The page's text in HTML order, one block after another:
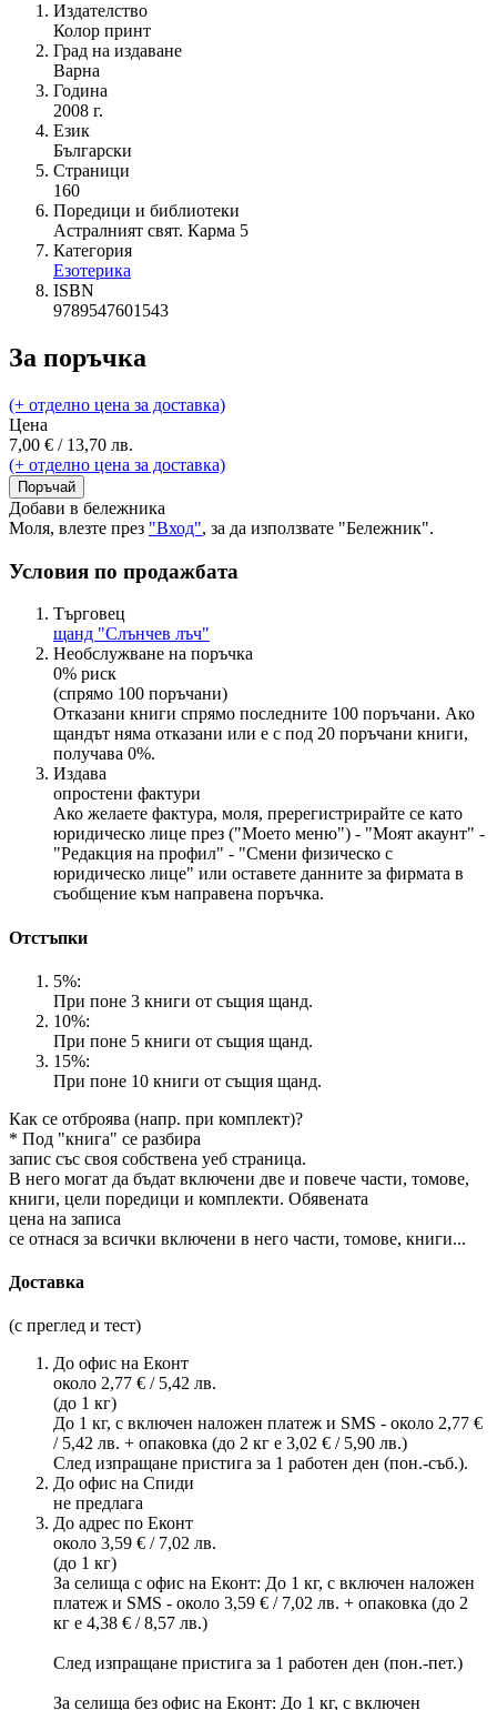
Издателство
Колор принт
Град на издаване
Варна
Година
2008 г.
Език
Български
Страници
160
Поредици и библиотеки
Астралният свят. Карма 5
Категория
Езотерика
ISBN
9789547601543
За поръчка
(+ отделно цена за доставка)
Цена
7,00 € / 13,70 лв.
(+ отделно цена за доставка)
Поръчай
Добави в бележника
Моля, влезте през "Вход", за да използвате "Бележник".
Условия по продажбата
Търговец
щанд "Слънчев лъч"
Необслужване на поръчка
0% риск
(спрямо 100 поръчани)
Отказани книги спрямо последните 100 поръчани. Ако
щандът няма отказани или е с под 20 поръчани книги,
получава 0%.
Издава
опростени фактури
Ако желаете фактура, моля, пререгистрирайте се като
юридическо лице през ("Моето меню") - "Моят акаунт" -
"Редакция на профил" - "Смени физическо с
юридическо лице" или оставете данните за фирмата в
съобщение към направена поръчка.
Отстъпки
5%:
При поне 3 книги от същия щанд.
10%:
При поне 5 книги от същия щанд.
15%:
При поне 10 книги от същия щанд.
Как се отброява (напр. при комплект)?
* Под "книга" се разбира
запис със своя собствена уеб страница.
В него могат да бъдат включени две и повече части, томове,
книги, цели поредици и комплекти. Обявената
цена на записа
се отнася за всички включени в него части, томове, книги...
Доставка
(с преглед и тест)
До офис на Еконт
около 2,77 € / 5,42 лв.
(до 1 кг)
До 1 кг, с включен наложен платеж и SMS - около 2,77 €
/ 5,42 лв. + опаковка (до 2 кг е 3,02 € / 5,90 лв.)
След изпращане пристига за 1 работен ден (пон.-съб.).
До офис на Спиди
не предлага
До адрес по Еконт
около 3,59 € / 7,02 лв.
(до 1 кг)
За селища с офис на Еконт: До 1 кг, с включен наложен
платеж и SMS - около 3,59 € / 7,02 лв. + опаковка (до 2
кг е 4,38 € / 8,57 лв.)
След изпращане пристига за 1 работен ден (пон.-пет.)
За селища без офис на Еконт: До 1 кг, с включен